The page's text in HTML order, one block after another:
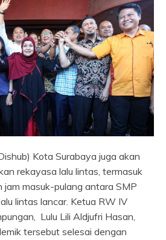
Kota Surabaya juga akan
rekayasa lalu lintas, termasuk
jam masuk-pulang antara SMP
lintas lancar. Ketua RW IV
Lulu Lili Aldjufri Hasan,
tersebut selesai dengan